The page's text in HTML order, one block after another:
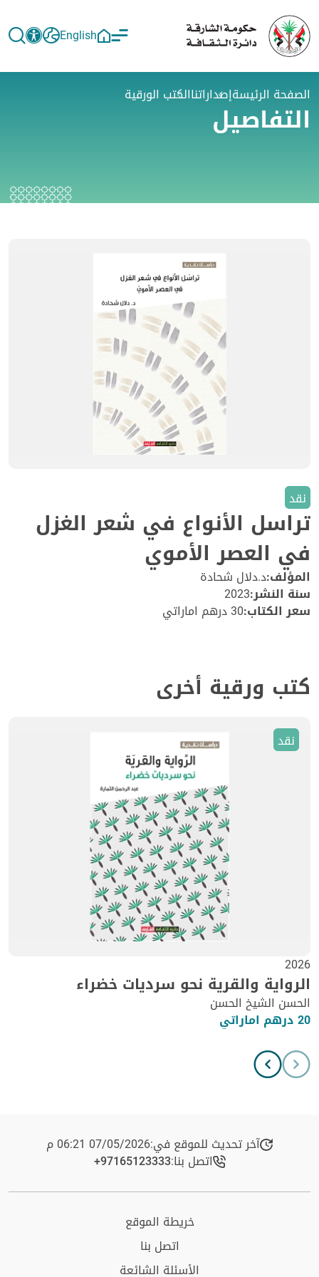
English
الصفحة الرئيسةإصداراتناالكتب الورقية
التفاصيل
نقد
تراسل الأنواع في شعر الغزل
في العصر الأموي
المؤلف:د.دلال شحادة
سنة النشر:2023
سعر الكتاب:30 درهم اماراتي
كتب ورقية أخرى
نقد
2026
الرواية والقرية نحو سرديات خضراء
الحسن الشيخ الحسن
20 درهم اماراتي
آخر تحديث للموقع في:07/05/2026 06:21 م
اتصل بنا:+97165123333​
خريطة الموقع
اتصل بنا
الأسئلة الشائعة